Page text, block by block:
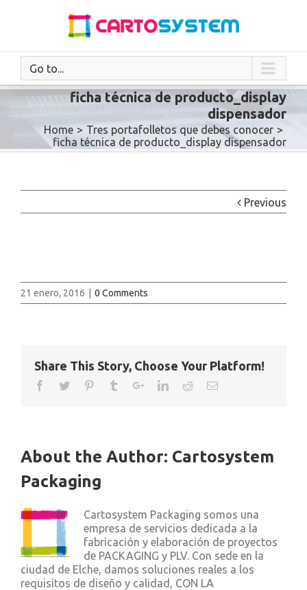
Go to...
ficha técnica de producto_display
dispensador
Home > Tres portafolletos que debes conocer >
ficha técnica de producto_display dispensador
Previous
21 enero, 2016 0 Comments
Share This Story, Choose Your Platform!
About the Author: Cartosystem
Packaging
Cartosystem Packaging somos una
empresa de servicios dedicada a la
fabricación y elaboración de proyectos
de PACKAGING y PLV. Con sede en la
ciudad de Elche, damos soluciones reales a los
requisitos de diseño y calidad, CON LA